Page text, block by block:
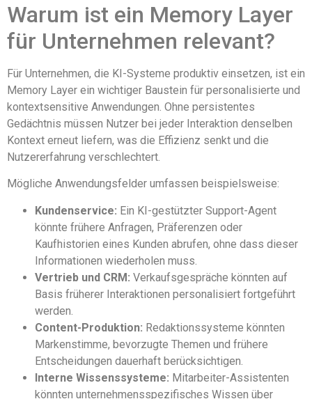
Warum ist ein Memory Layer
für Unternehmen relevant?
Für Unternehmen, die KI-Systeme produktiv einsetzen, ist ein
Memory Layer ein wichtiger Baustein für personalisierte und
kontextsensitive Anwendungen. Ohne persistentes
Gedächtnis müssen Nutzer bei jeder Interaktion denselben
Kontext erneut liefern, was die Effizienz senkt und die
Nutzererfahrung verschlechtert.
Mögliche Anwendungsfelder umfassen beispielsweise:
Kundenservice: Ein KI-gestützter Support-Agent
könnte frühere Anfragen, Präferenzen oder
Kaufhistorien eines Kunden abrufen, ohne dass dieser
Informationen wiederholen muss.
Vertrieb und CRM: Verkaufsgespräche könnten auf
Basis früherer Interaktionen personalisiert fortgeführt
werden.
Content-Produktion: Redaktionssysteme könnten
Markenstimme, bevorzugte Themen und frühere
Entscheidungen dauerhaft berücksichtigen.
Interne Wissenssysteme: Mitarbeiter-Assistenten
könnten unternehmensspezifisches Wissen über